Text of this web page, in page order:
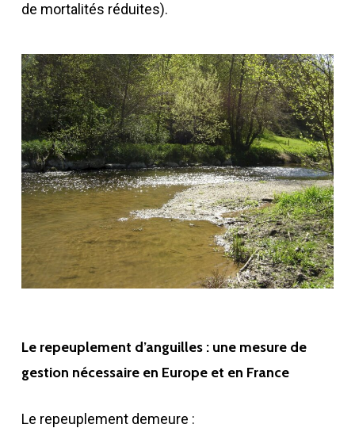
de mortalités réduites).
Le repeuplement d’anguilles : une mesure de
gestion nécessaire en Europe et en France
Le repeuplement demeure :